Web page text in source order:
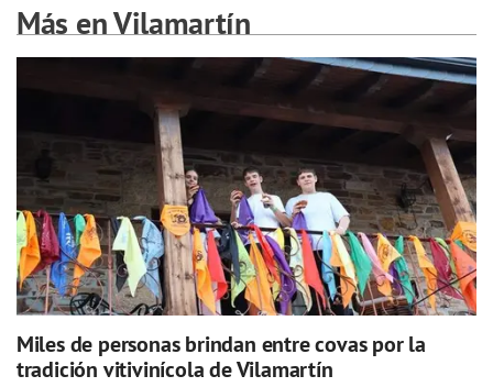
Más en Vilamartín
Miles de personas brindan entre covas por la
tradición vitivinícola de Vilamartín